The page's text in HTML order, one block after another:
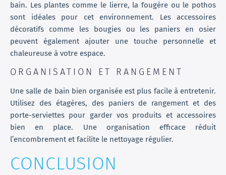
bain. Les plantes comme le lierre, la fougère ou le pothos
sont idéales pour cet environnement. Les accessoires
décoratifs comme les bougies ou les paniers en osier
peuvent également ajouter une touche personnelle et
chaleureuse à votre espace.
ORGANISATION ET RANGEMENT
Une salle de bain bien organisée est plus facile à entretenir.
Utilisez des étagères, des paniers de rangement et des
porte-serviettes pour garder vos produits et accessoires
bien en place. Une organisation efficace réduit
l’encombrement et facilite le nettoyage régulier.
CONCLUSION